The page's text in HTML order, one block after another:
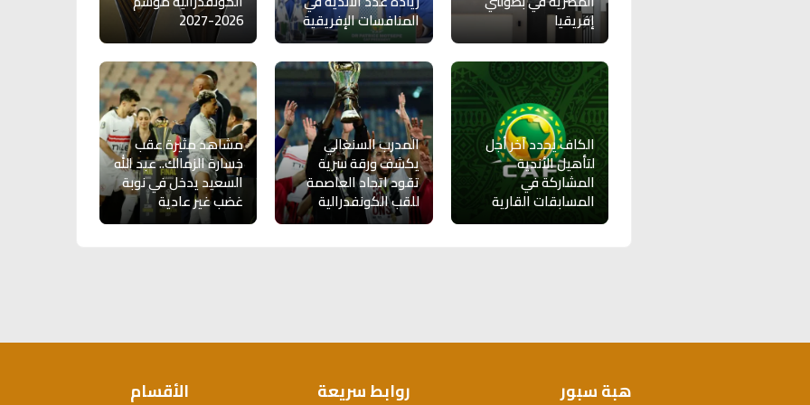
إفريقيا المنافسات الإفريقية 2026-2027
الكاف يحدد آخر أجل
لتأهيل الأندية
المشاركة في
المسابقات القارية
المدرب السنغالي
يكشف ورقة سرية
تقود اتحاد العاصمة
للقب الكونفدرالية
مشاهد مثيرة عقب
خسارة الزمالك.. عبد الله
السعيد يدخل في نوبة
غضب غير عادية
هبة سبور روابط سريعة الأقسام